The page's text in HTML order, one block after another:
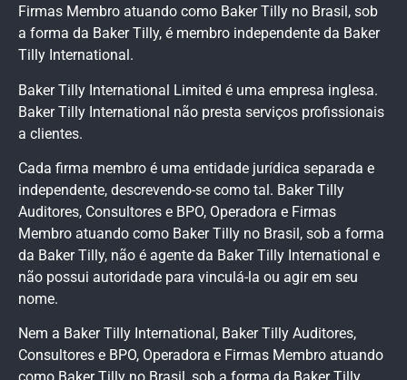
Firmas Membro atuando como Baker Tilly no Brasil, sob
a forma da Baker Tilly, é membro independente da Baker
Tilly International.
Baker Tilly International Limited é uma empresa inglesa.
Baker Tilly International não presta serviços profissionais
a clientes.
Cada firma membro é uma entidade jurídica separada e
independente, descrevendo-se como tal. Baker Tilly
Auditores, Consultores e BPO, Operadora e Firmas
Membro atuando como Baker Tilly no Brasil, sob a forma
da Baker Tilly, não é agente da Baker Tilly International e
não possui autoridade para vinculá-la ou agir em seu
nome.
Nem a Baker Tilly International, Baker Tilly Auditores,
Consultores e BPO, Operadora e Firmas Membro atuando